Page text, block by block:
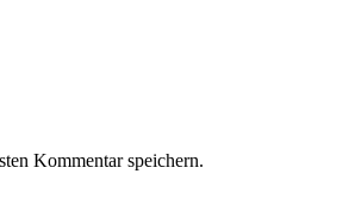
Kommentar speichern.